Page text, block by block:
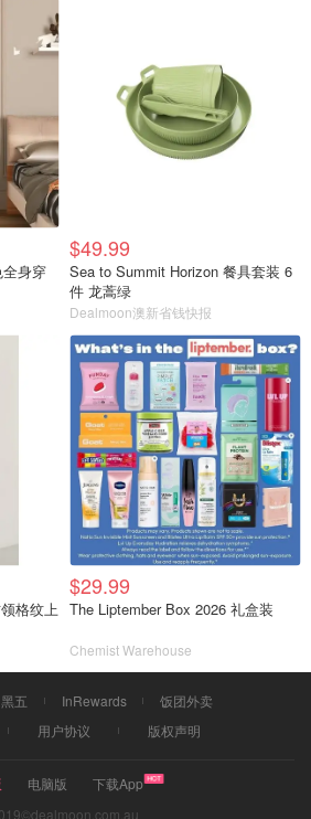
身穿
$49.99
Sea to Summit Horizon 餐具套装 6
件 龙蒿绿
Dealmoon澳新省钱快报
格纹上
$29.99
The Liptember Box 2026 礼盒装
Chemist Warehouse
黑五 InRewards
饭团外卖
用户协议 版权声明
电脑版
下载App